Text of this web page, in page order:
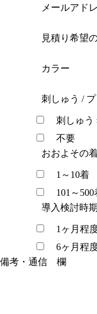
メールアド
見積り希望
カラー
刺しゅう /
刺しゅう
不要
おおよその
1～10着
101～500
導入検討時期
1ヶ月程
6ヶ月程
備考・通信 欄